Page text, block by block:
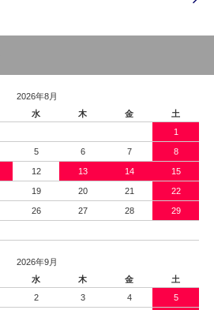
2026年8月
水 木 金
土
1
5 6 7 8
12 13 14 15
19 20 21 22
26 27 28 29
2026年9月
水 木 金
土
2 3 4 5